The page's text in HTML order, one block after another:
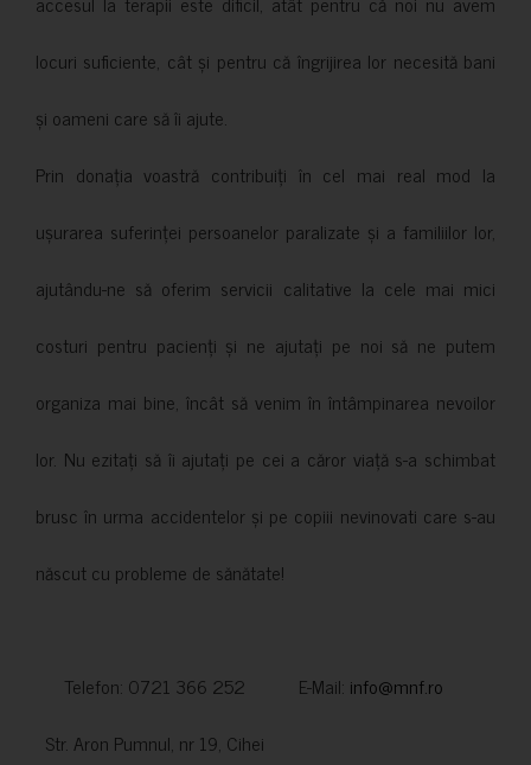
locuri suficiente, cât și pentru că îngrijirea lor necesită bani
și oameni care să îi ajute.
Prin donația voastră contribuiți în cel mai real mod la
ușurarea suferinței persoanelor paralizate și a familiilor lor,
ajutându-ne să oferim servicii calitative la cele mai mici
costuri pentru pacienți și ne ajutați pe noi să ne putem
organiza mai bine, încât să venim în întâmpinarea nevoilor
lor. Nu ezitați să îi ajutați pe cei a căror viață s-a schimbat
brusc în urma accidentelor și pe copiii nevinovati care s-au
născut cu probleme de sănătate!
Telefon: 0721 366 252 E-Mail: info@mnf.ro
Str. Aron Pumnul, nr 19, Cihei